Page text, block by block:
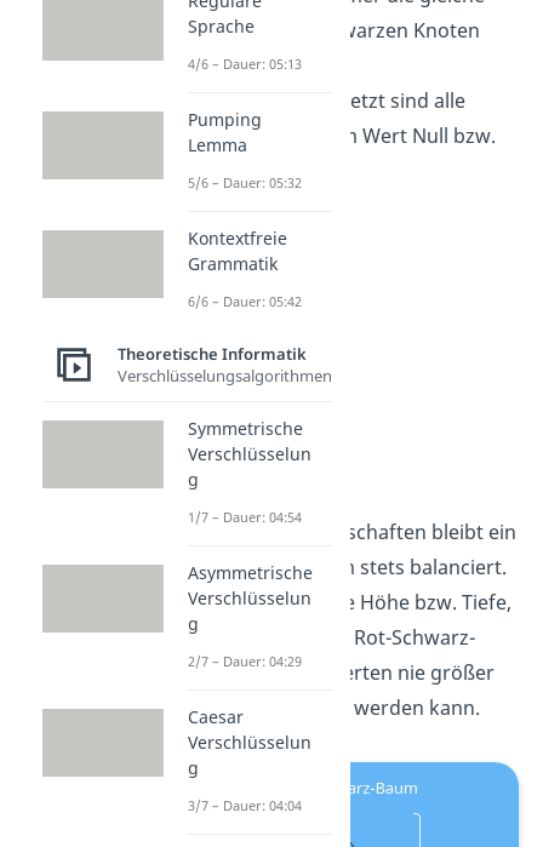
Anzahl an schwarzen Knoten
haben.
Und zu guter Letzt sind alle
Blätter mit dem Wert Null bzw.
Höhe
Durch diese Eigenschaften bleibt ein
Rot-Schwarz-Baum stets balanciert.
Deshalb gilt für die Höhe bzw. Tiefe,
dass die Höhe von Rot-Schwarz-
Bäumen mit
– Werten nie größer
als
werden kann.
Sprache
4/6 – Dauer: 05:13
Pumping
Lemma
5/6 – Dauer: 05:32
Kontextfreie
Grammatik
6/6 – Dauer: 05:42
Theoretische Informatik
Verschlüsselungsalgorithmen
Symmetrische
Verschlüsselun
g
1/7 – Dauer: 04:54
Asymmetrische
Verschlüsselun
g
2/7 – Dauer: 04:29
Caesar
Verschlüsselun
g
3/7 – Dauer: 04:04